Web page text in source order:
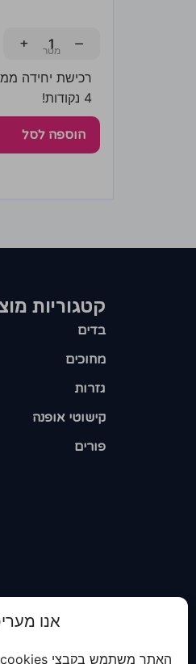
אנו
−
+
רכישת יחידה
4 נקודות!
הוספה לסל
קטגוריות
בדים
מחוכים
גזרות
קישוטי אופנה
פורים